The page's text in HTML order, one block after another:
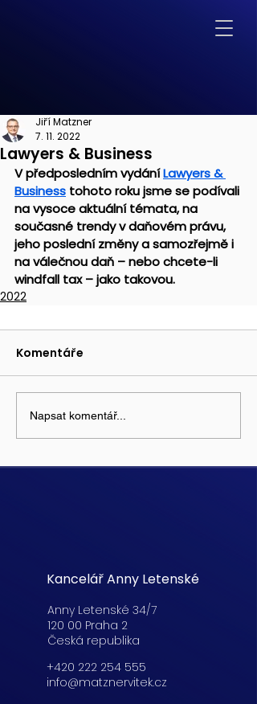
Lawyers & Business
Jiří Matzner
7. 11. 2022
V předposledním vydání Lawyers &
Business tohoto roku jsme se podívali
na vysoce aktuální témata, na
současné trendy v daňovém právu,
jeho poslední změny a samozřejmě i
na válečnou daň – nebo chcete-li
windfall tax – jako takovou.
2022
Komentáře
Napsat komentář...
Kancelář Anny Letenské
Anny Letenské 34/7
120 00 Praha 2
Česká republika
+420 222 254 555
info@matznervitek.cz